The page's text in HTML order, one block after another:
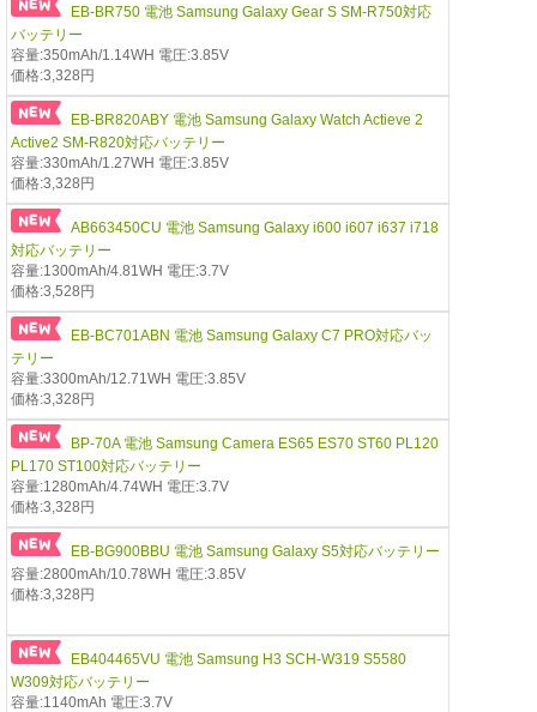
EB-BR750 電池 Samsung Galaxy Gear S SM-R750対応
バッテリー
容量:350mAh/1.14WH 電圧:3.85V
価格:3,328円
EB-BR820ABY 電池 Samsung Galaxy Watch Actieve 2
Active2 SM-R820対応バッテリー
容量:330mAh/1.27WH 電圧:3.85V
価格:3,328円
AB663450CU 電池 Samsung Galaxy i600 i607 i637 i718
対応バッテリー
容量:1300mAh/4.81WH 電圧:3.7V
価格:3,528円
EB-BC701ABN 電池 Samsung Galaxy C7 PRO対応バッ
テリー
容量:3300mAh/12.71WH 電圧:3.85V
価格:3,328円
BP-70A 電池 Samsung Camera ES65 ES70 ST60 PL120
PL170 ST100対応バッテリー
容量:1280mAh/4.74WH 電圧:3.7V
価格:3,328円
EB-BG900BBU 電池 Samsung Galaxy S5対応バッテリー
容量:2800mAh/10.78WH 電圧:3.85V
価格:3,328円
EB404465VU 電池 Samsung H3 SCH-W319 S5580
W309対応バッテリー
容量:1140mAh 電圧:3.7V